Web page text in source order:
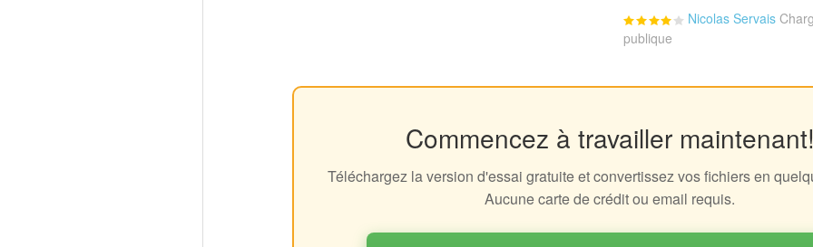
Nicolas Servais
publique
Commencez à travailler
Téléchargez la version d'essai gratuite et convertissez vos fichiers en
Aucune carte de crédit ou email requis.